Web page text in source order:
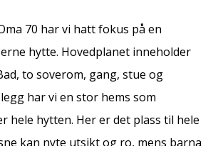
70 har vi hatt fokus på en
hytte. Hovedplanet inneholder
to soverom, gang, stue og
har vi en stor hems som
hele hytten. Her er det plass til hele
kan nyte utsikt og ro, mens barna